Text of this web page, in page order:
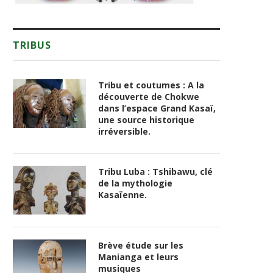
TRIBUS
Tribu et coutumes : A la
découverte de Chokwe
dans l’espace Grand Kasaï,
une source historique
irréversible.
Tribu Luba : Tshibawu, clé
de la mythologie
Kasaïenne.
Brève étude sur les
Manianga et leurs
musiques